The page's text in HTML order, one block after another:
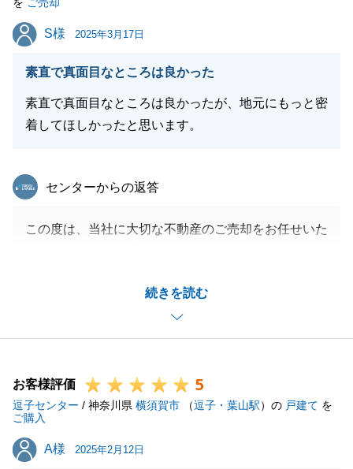
S様
S様 2025年3月17日
素直で真面目なところは良かった
素直で真面目なところは良かったが、地元にもっと密
着してほしかったと思います。
続きを読む
東急リバブル
センターからの返答
この度は、当社に大切な不動産のご売却をお任せいた
地域密着のご提案ができるよう日々精進してまいりま
す。
気軽にお声がけいただけますと幸いです。
お客様評価 5
逗子センター / 神奈川県 横須賀市 （逗子・葉山駅）の 戸建て を
ご購入
A様
A様 2025年2月12日